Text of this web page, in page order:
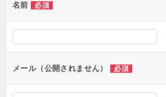
ー
シ
ン
名前 必須
メール（公開されません） 必須